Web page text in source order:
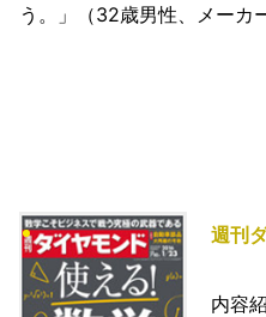
う。」（32歳男性、メーカ
週刊
内容